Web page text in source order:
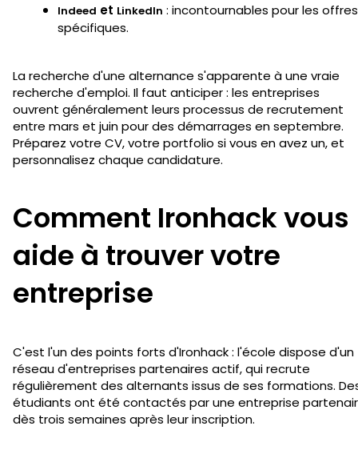
Indeed et LinkedIn : incontournables pour les offres
spécifiques.
La recherche d'une alternance s'apparente à une vraie
recherche d'emploi. Il faut anticiper : les entreprises
ouvrent généralement leurs processus de recrutement
entre mars et juin pour des démarrages en septembre.
Préparez votre CV, votre portfolio si vous en avez un, et
personnalisez chaque candidature.
Comment Ironhack vous
aide à trouver votre
entreprise
C'est l'un des points forts d'Ironhack : l'école dispose d'un
réseau d'entreprises partenaires actif, qui recrute
régulièrement des alternants issus de ses formations.
étudiants ont été contactés par une entreprise
dès trois semaines après leur inscription.